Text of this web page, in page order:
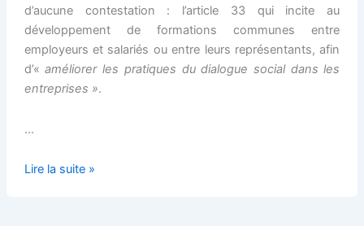
d’aucune contestation : l’article 33 qui incite au
développement de formations communes entre
employeurs et salariés ou entre leurs représentants, afin
d’«améliorer les pratiques du dialogue social dans les
entreprises ».
…
Des
Lire la suite »